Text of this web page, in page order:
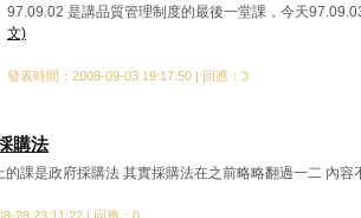
97.09.02 是講品質管理制度的最後一堂課，今天
文)
發表時間：2008-09-03 19:17:50 | 回應：3
購法
課是政府採購法 其實採購法在之前略略翻過一二 內容
28 23:11:22 | 回應：0